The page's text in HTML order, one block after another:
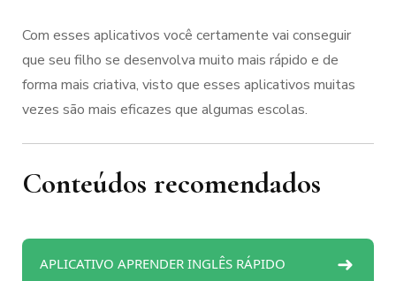
Com esses aplicativos você certamente vai conseguir
que seu filho se desenvolva muito mais rápido e de
forma mais criativa, visto que esses aplicativos muitas
vezes são mais eficazes que algumas escolas.
Conteúdos recomendados
APLICATIVO APRENDER INGLÊS RÁPIDO ➜